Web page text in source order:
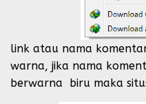
link atau nama
warna, jika nama
berwarna biru maka